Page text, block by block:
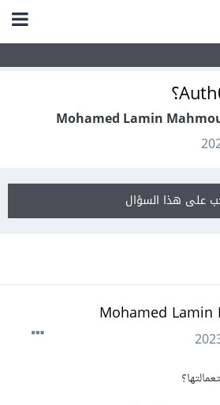
على هذا السؤال
Mohamed